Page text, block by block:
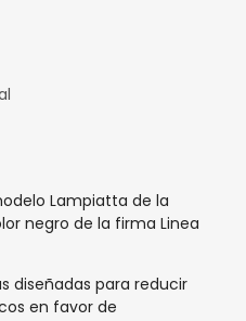
Lampiatta de la
negro de la firma Linea
diseñadas para reducir
en favor de